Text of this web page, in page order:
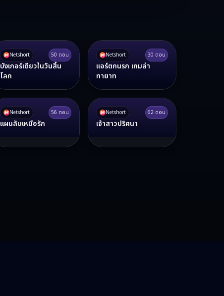
Netshort 50 ตอน
บังเกอร์เดียวในวันสิ้น
โลก
Netshort 30 ตอน
แอร์ตกนรก เกมล่า
ทายาท
Netshort 56 ตอน
แผนลับเหนือรัก
Netshort 62ตอน
เจ้าสาวปริศนา